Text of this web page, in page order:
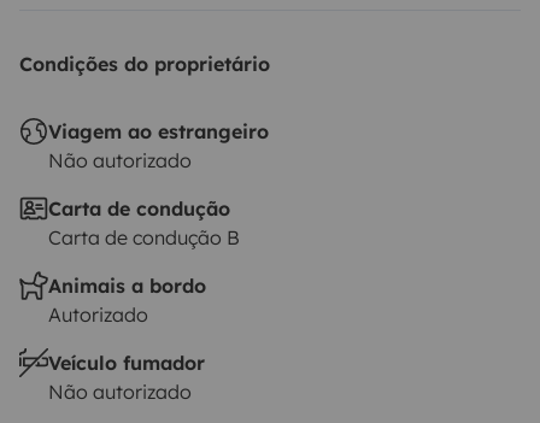
Condições do proprietário
Viagem ao estrangeiro
Não autorizado
Carta de condução
Carta de condução B
Animais a bordo
Autorizado
Veículo fumador
Não autorizado